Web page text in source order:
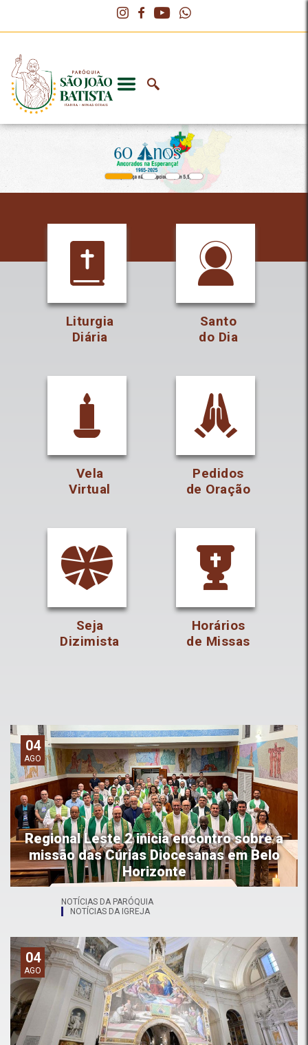
Liturgia
Diária
Santo
do Dia
Vela
Virtual
Pedidos
de Oração
Seja
Dizimista
Horários
de Missas
04
AGO
Regional Leste 2 inicia encontro sobre a
missão das Cúrias Diocesanas em Belo
Horizonte
NOTÍCIAS DA PARÓQUIA
NOTÍCIAS DA IGREJA
04
AGO